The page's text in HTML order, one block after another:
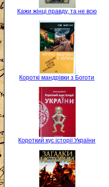
Кажи жінці правду, та не всю
Короткі мандрівки з Боготи
Короткий кус історії України